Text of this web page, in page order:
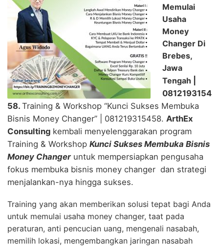
Memulai
Usaha
Money
Changer Di
Brebes,
Jawa
Tengah
0812193154
58. Training & Workshop “Kunci Sukses Membuka
Bisnis Money Changer” | 081219315458. ArthEx
Consulting kembali menyelenggarakan program
Training & Workshop Kunci Sukses Membuka Bisnis
Money Changeruntuk mempersiapkan pengusaha
fokus membuka bisnis money changer dan strategi
menjalankan-nya hingga sukses.
Training yang akan memberikan solusi tepat bagi Anda
untuk memulai usaha money changer, taat pada
peraturan, anti pencucian uang, mengenali nasabah,
memilih lokasi, mengembangkan jaringan nasabah